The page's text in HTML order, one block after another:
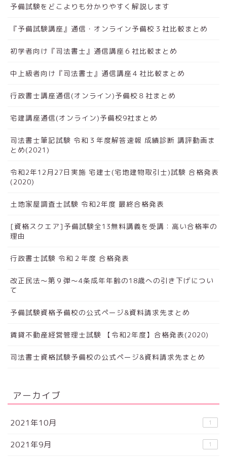
予備試験をどこよりも分かりやすく解説します
『予備試験講座』通信・オンライン予備校３社比較まとめ
初学者向け『司法書士』通信講座６社比較まとめ
中上級者向け『司法書士』通信講座４社比較まとめ
行政書士講座通信(オンライン)予備校８社まとめ
宅建講座通信(オンライン)予備校9社まとめ
司法書士筆記試験 令和３年度解答速報 成績診断 講評動画ま
とめ(2021)
令和2年12月27日実施 宅建士(宅地建物取引士)試験 合格発表
(2020)
土地家屋調査士試験 令和2年度 最終合格発表
[資格スクエア]予備試験全13無料講義を受講：高い合格率の
理由
行政書士試験 令和２年度 合格発表
改正民法～第９弾～4条成年年齢の18歳への引き下げについ
て
予備試験資格予備校の公式ページ&資料請求先まとめ
賃貸不動産経営管理士試験 【令和2年度】合格発表(2020)
司法書士資格試験予備校の公式ページ&資料請求先まとめ
アーカイブ
2021年10月 1
2021年9月 1